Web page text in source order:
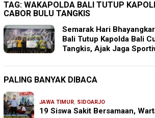
TAG: WAKAPOLDA BALI TUTUP
CABOR BULU TANGKIS
Semarak Hari
Bali Tutup Kapolda Bali
Tangkis, Ajak Jaga
PALING BANYAK DIBACA
JAWA TIMUR, SIDOARJO
19 Siswa Sakit Bersamaan,